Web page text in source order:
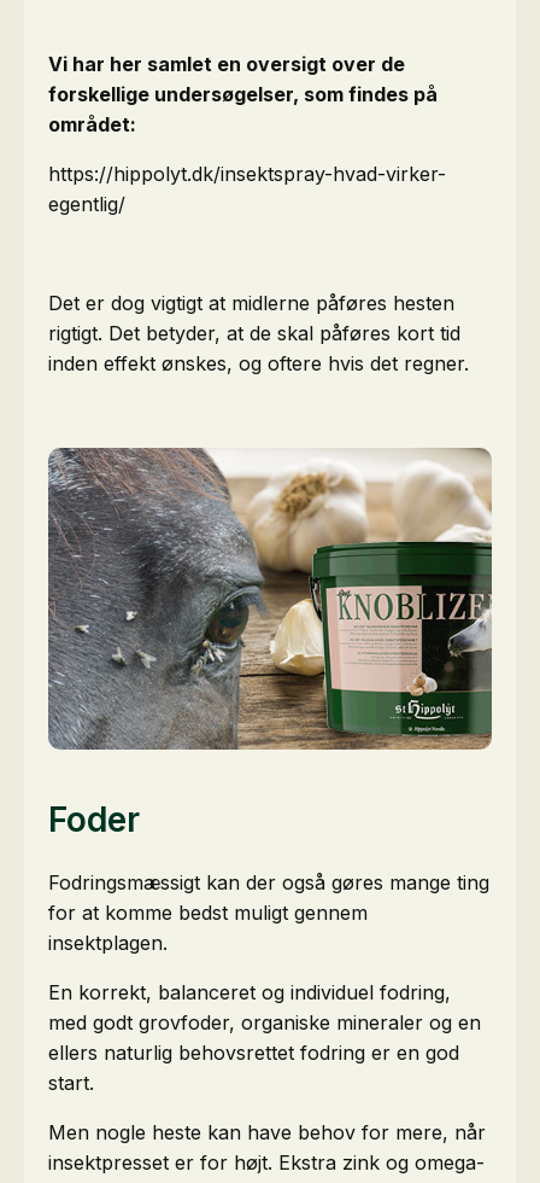
Vi har her samlet en oversigt over de
forskellige undersøgelser, som findes på
området:
https://hippolyt.dk/insektspray-hvad-virker-
egentlig/
Det er dog vigtigt at midlerne påføres hesten
rigtigt. Det betyder, at de skal påføres kort tid
inden effekt ønskes, og oftere hvis det regner.
Foder
Fodringsmæssigt kan der også gøres mange ting
for at komme bedst muligt gennem
insektplagen.
En korrekt, balanceret og individuel fodring,
med godt grovfoder, organiske mineraler og en
ellers naturlig behovsrettet fodring er en god
start.
Men nogle heste kan have behov for mere, når
insektpresset er for højt. Ekstra zink og omega-